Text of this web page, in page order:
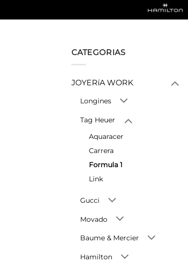
CATEGORIAS
JOYERíA WORK
Longines
Tag Heuer
Aquaracer
Carrera
Formula 1
Link
Gucci
Movado
Baume & Mercier
Hamilton